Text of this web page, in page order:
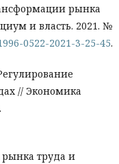
рынка
и власть. 2021. №
0522-2021-3-25-45.
// Экономика
труда и